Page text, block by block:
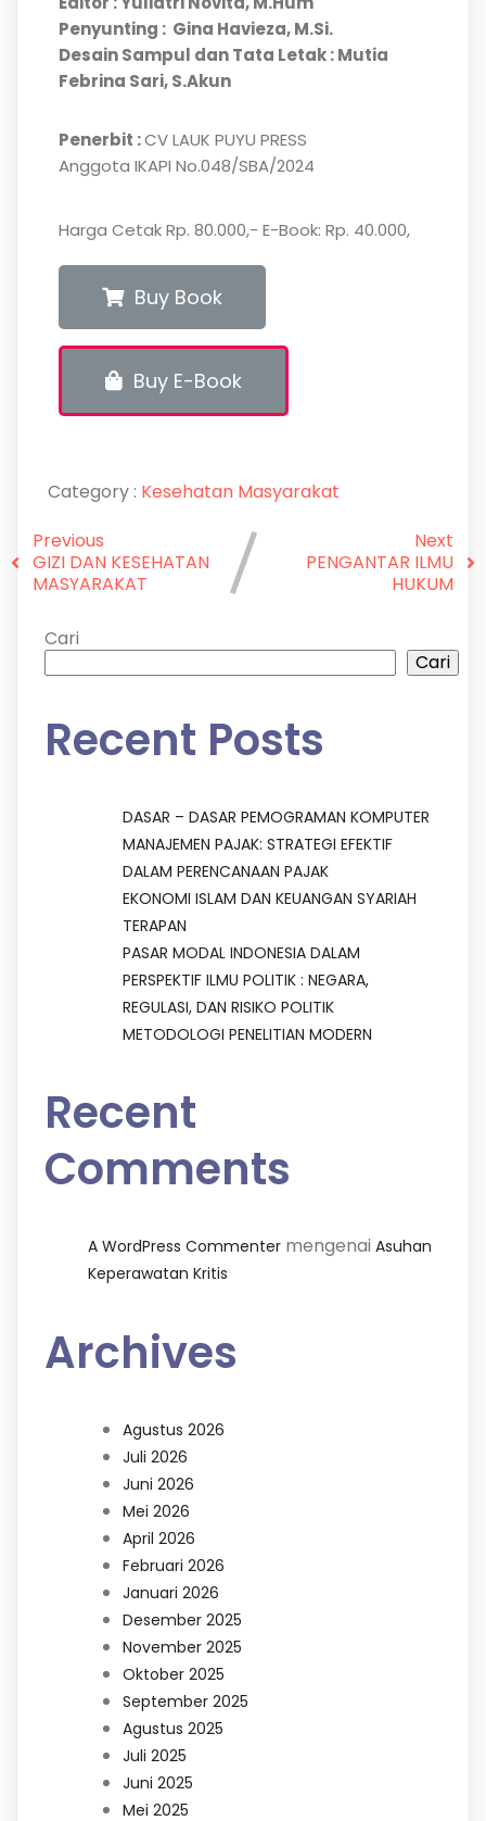
Penyunting : Gina Havieza, M.Si.
Desain Sampul dan Tata Letak : Mutia
Febrina Sari, S.Akun
Penerbit :CV LAUK PUYU PRESS
Anggota IKAPI No.048/SBA/2024
Harga Cetak Rp. 80.000,- E-Book: Rp. 40.000,
Buy Book
Buy E-Book
Category : Kesehatan Masyarakat
Previous
GIZI DAN KESEHATAN
MASYARAKAT
Next
PENGANTAR ILMU
HUKUM
Cari
Cari
Recent Posts
DASAR – DASAR PEMOGRAMAN KOMPUTER
MANAJEMEN PAJAK: STRATEGI EFEKTIF
DALAM PERENCANAAN PAJAK
EKONOMI ISLAM DAN KEUANGAN SYARIAH
TERAPAN
PASAR MODAL INDONESIA DALAM
PERSPEKTIF ILMU POLITIK : NEGARA,
REGULASI, DAN RISIKO POLITIK
METODOLOGI PENELITIAN MODERN
Recent
Comments
A WordPress Commenter mengenai Asuhan
Keperawatan Kritis
Archives
Agustus 2026
Juli 2026
Juni 2026
Mei 2026
April 2026
Februari 2026
Januari 2026
Desember 2025
November 2025
Oktober 2025
September 2025
Agustus 2025
Juli 2025
Juni 2025
Mei 2025